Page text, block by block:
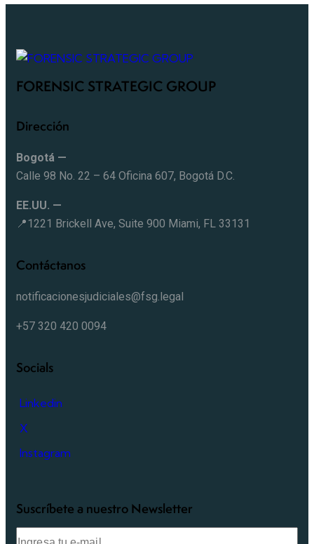
FORENSIC STRATEGIC GROUP
Dirección
Bogotá —
Calle 98 No. 22 – 64 Oficina 607, Bogotá D.C.
EE.UU. —
📍1221 Brickell Ave, Suite 900 Miami, FL 33131
Contáctanos
notificacionesjudiciales@fsg.legal
+57 320 420 0094
Socials
Linkedin
X
Instagram
Suscríbete a nuestro Newsletter